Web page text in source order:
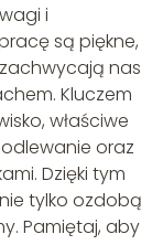
i
są piękne,
nas
Kluczem
właściwe
oraz
Dzięki tym
tylko ozdobą
Pamiętaj, aby